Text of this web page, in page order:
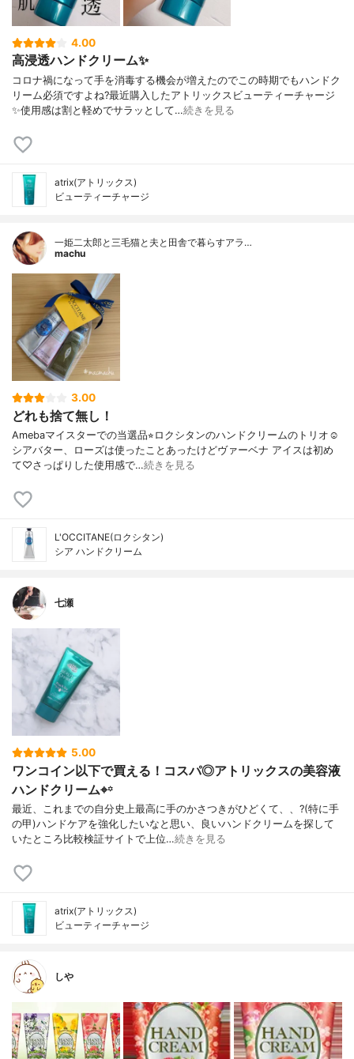
4.00
高浸透ハンドクリーム✨
コロナ禍になって手を消毒する機会が増えたのでこの時期でもハンドク
リーム必須ですよね?最近購入したアトリックスビューティーチャージ
✨使用感は割と軽めでサラッとして…続きを見る
atrix(アトリックス)
ビューティーチャージ
一姫二太郎と三毛猫と夫と田舎で暮らすアラ…
machu
3.00
どれも捨て無し！
Amebaマイスターでの当選品⭐︎ロクシタンのハンドクリームのトリオ☺︎
シアバター、ローズは使ったことあったけどヴァーベナ アイスは初め
て♡さっぱりした使用感で…続きを見る
L'OCCITANE(ロクシタン)
シア ハンドクリーム
七瀬
5.00
ワンコイン以下で買える！コスパ◎アトリックスの美容液
ハンドクリーム⌖꙳
最近、これまでの自分史上最高に手のかさつきがひどくて、、?(特に手
の甲)ハンドケアを強化したいなと思い、良いハンドクリームを探して
いたところ比較検証サイトで上位…続きを見る
atrix(アトリックス)
ビューティーチャージ
しや